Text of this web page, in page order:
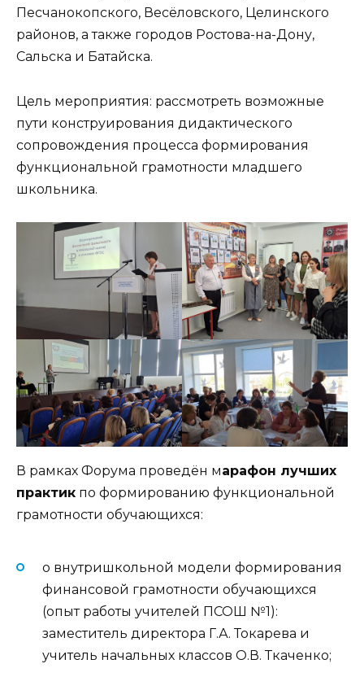
Песчанокопского, Весёловского, Целинского
районов, а также городов Ростова-на-Дону,
Сальска и Батайска.
Цель мероприятия: рассмотреть возможные
пути конструирования дидактического
сопровождения процесса формирования
функциональной грамотности младшего
школьника.
В рамках Форума проведён марафон лучших
практик по формированию функциональной
грамотности обучающихся:
о внутришкольной модели формирования
финансовой грамотности обучающихся
(опыт работы учителей ПСОШ №1):
заместитель директора Г.А. Токарева и
учитель начальных классов О.В. Ткаченко;